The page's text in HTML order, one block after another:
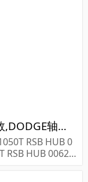
1050T RSB HUB 006293轴承参数,DODGE轴承1050T RSB HUB 006293重量
RSB HUB 0
RSB HUB 00629